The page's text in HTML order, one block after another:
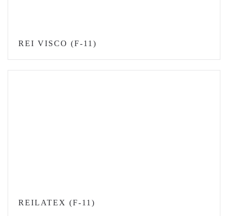
REI VISCO (F-11)
REILATEX (F-11)